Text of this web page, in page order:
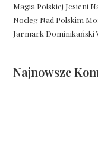
Magia Polskiej Jesieni
Nocleg Nad Polskim
Jarmark Dominikański
Najnowsze